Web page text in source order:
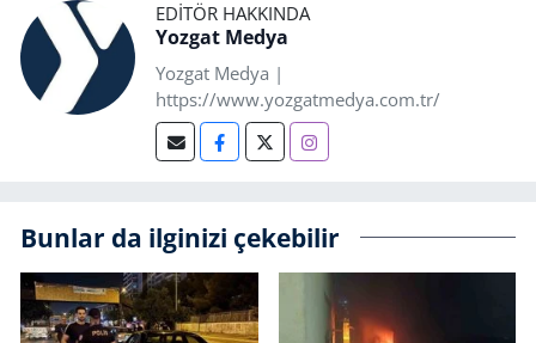
EDITÖR HAKKINDA
Yozgat Medya
Yozgat Medya |
https://www.yozgatmedya.com.tr/
Bunlar da ilginizi çekebilir